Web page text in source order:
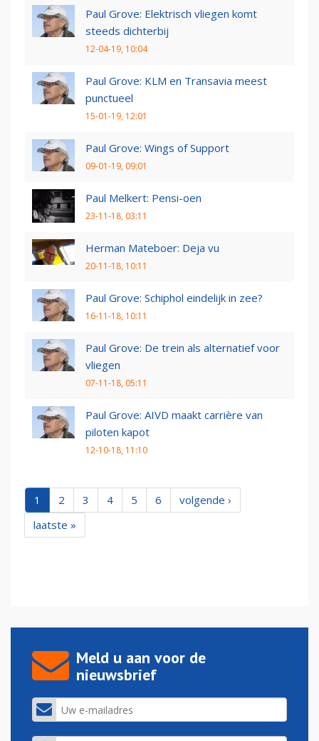
Paul Grove: Elektrisch vliegen komt
steeds dichterbij
12-04-19, 10:04
Paul Grove: KLM en Transavia meest
punctueel
15-01-19, 12:01
Paul Grove: Wings of Support
09-01-19, 09:01
Paul Melkert: Pensi-oen
23-11-18, 03:11
Herman Mateboer: Deja vu
20-11-18, 10:11
Paul Grove: Schiphol eindelijk in zee?
16-11-18, 10:11
Paul Grove: De trein als alternatief voor
vliegen
07-11-18, 05:11
Paul Grove: AIVD maakt carrière van
piloten kapot
12-10-18, 11:10
1 2 3 4 5 6
volgende ›
laatste »
Meld u aan voor de
nieuwsbrief